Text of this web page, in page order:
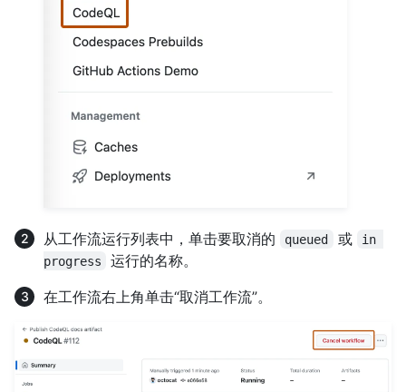
从工作流运行列表中，单击要取消的 queued 或
in
progress
运行的名称。
在工作流右上角单击“取消工作流”。